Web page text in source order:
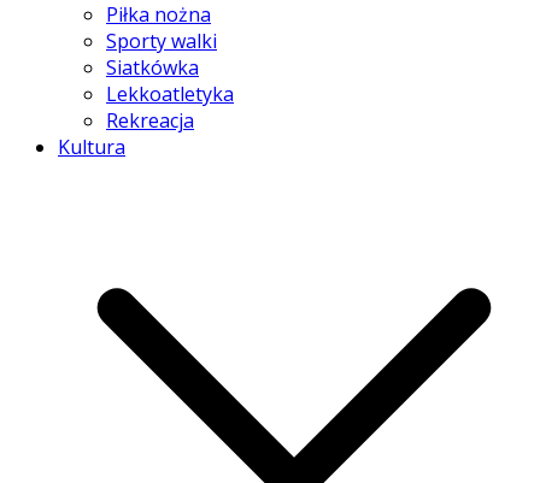
Piłka nożna
Sporty walki
Siatkówka
Lekkoatletyka
Rekreacja
Kultura